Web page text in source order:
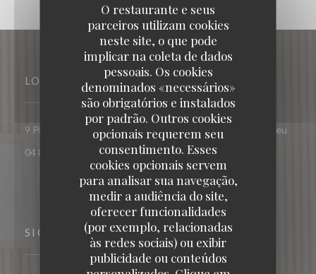
O restaurante e seus
parceiros utilizam cookies
neste site, o que pode
implicar na coleta de dados
pessoais. Os cookies
denominados «necessários»
são obrigatórios e instalados
por padrão. Outros cookies
opcionais requerem seu
consentimento. Esses
cookies opcionais servem
para analisar sua navegação,
medir a audiência do site,
oferecer funcionalidades
(por exemplo, relacionadas
às redes sociais) ou exibir
publicidade ou conteúdos
LOCAL
9 PL DU VINGT TROIS AOUT 1944 38300 Bourgoin-Jallieu
04 82 92 96 62
SIGA-NOS